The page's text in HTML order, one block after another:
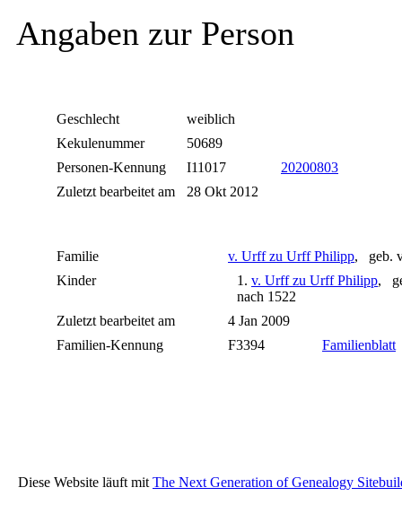
Angaben zur Person
Geschlecht
weiblich
Kekulenummer
50689
Personen-Kennung
I11017
20200803
Zuletzt bearbeitet am
28 Okt 2012
Familie v. Urff zu Urff Philipp, geb.
Kinder
1. v. Urff zu Urff Philipp,
nach 1522
Zuletzt bearbeitet am
4 Jan 2009
Familien-Kennung
F3394 Familienblatt
Diese Website läuft mit The Next Generation of Genealogy